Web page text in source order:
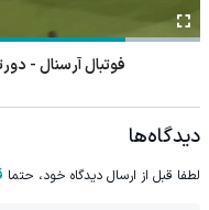
فوتبال آرسنال -
دیدگاه‌ها
لطفا قبل از ارسال دیدگاه خود، حتما